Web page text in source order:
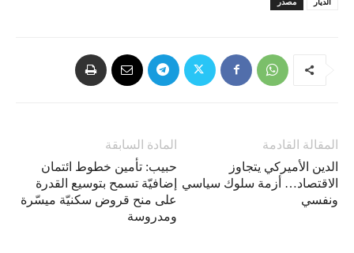
مصدر الديار
المادة السابقة
حبيب: تأمين خطوط ائتمان
إضافيّة تسمح بتوسيع القدرة
على منح قروض سكنيّة ميسّرة
ومدروسة
المقالة القادمة
الدين الأميركي يتجاوز
الاقتصاد… أزمة سلوك سياسي
ونفسي